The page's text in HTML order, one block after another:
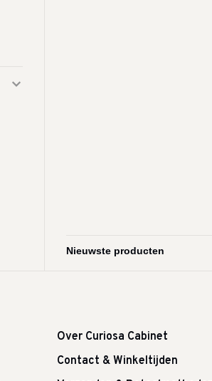
Over Curiosa Cabinet
Contact & Winkeltijden